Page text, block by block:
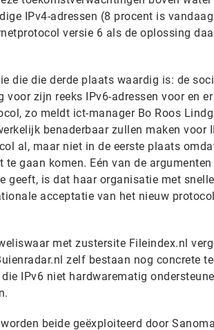
IPv4-adressen (8 procent is
versie 6 als de oplossing
die die derde plaats waardig is: de
zijn reeks IPv6-adressen voor en
zo meldt ict-manager Bo Roos
benaderbaar zullen maken voor
al, maar niet in de eerste plaats
gaan komen. Eén van de argumenten
geeft, is dat haar organisatie met snelle
acceptatie van het nieuw
met zustersite Fileindex.nl
zelf bestaan nog concrete
die IPv6 niet hardwarematig
beide geëxploiteerd door